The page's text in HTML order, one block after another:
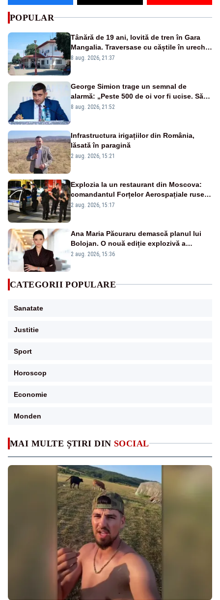
MAI MULTE ȘTIRI DIN SOCIAL
POPULAR
Tânără de 19 ani, lovită de tren în Gara
Mangalia. Traversase cu căștile în urechi
liniile printr-un loc nepermis
8 aug. 2026, 21:37
George Simion trage un semnal de
alarmă: „Peste 500 de oi vor fi ucise. Să
vedem dacă ciobanii vor fi despăgubiți”
8 aug. 2026, 21:52
Infrastructura irigațiilor din România,
lăsată în paragină
2 aug. 2026, 15:21
Explozia la un restaurant din Moscova:
comandantul Forțelor Aerospațiale ruse
s-ar fi aflat printre invitați
2 aug. 2026, 15:17
Ana Maria Păcuraru demască planul lui
Bolojan. O nouă ediție explozivă a
emisiunii „Miza Zilei” la Realitatea PLUS
2 aug. 2026, 15:36
CATEGORII POPULARE
Sanatate
Justitie
Sport
Horoscop
Economie
Monden